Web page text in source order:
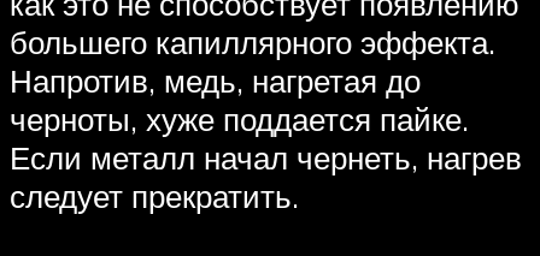
большего капиллярного эффекта.
Напротив, медь, нагретая до
черноты, хуже поддается пайке.
Если металл начал чернеть, нагрев
следует прекратить.